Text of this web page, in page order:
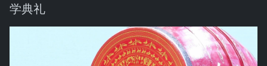
学典礼